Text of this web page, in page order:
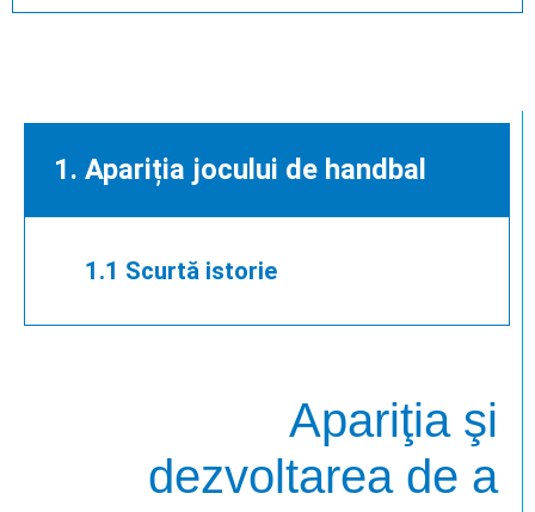
1. Apariția jocului de handbal
1.1 Scurtă istorie
Apariţia şi
dezvoltarea de a